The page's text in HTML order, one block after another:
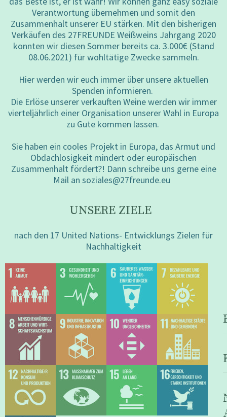
Verantwortung übernehmen und somit den
Zusammenhalt unserer EU stärken. Mit den bisherigen
Verkäufen des 27FREUNDE Weißweins Jahrgang 2020
konnten wir diesen Sommer bereits ca. 3.000€ (Stand
08.06.2021) für wohltätige Zwecke sammeln.
Hier werden wir euch immer über unsere aktuellen
Spenden informieren.
Die Erlöse unserer verkauften Weine werden wir immer
vierteljährlich einer Organisation unserer Wahl in Europa
zu Gute kommen lassen.
Sie haben ein cooles Projekt in Europa, das Armut und
Obdachlosigkeit mindert oder europäischen
Zusammenhalt fördert?! Dann schreibe uns gerne eine
Mail an soziales@27freunde.eu
UNSERE ZIELE
nach den 17 United Nations- Entwicklungs Zielen für
Nachhaltigkeit